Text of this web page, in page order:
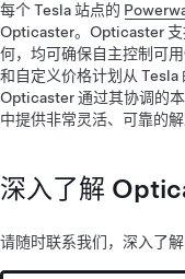
每个 Tesla 站点的
Opticaster。Opticaster 支
何，均可确保自主控制可
和自定义价格计划从 Tesla
Opticaster 通过其协调的
中提供非常灵活、可靠的解
深入了解
请随时联系我们，深入了